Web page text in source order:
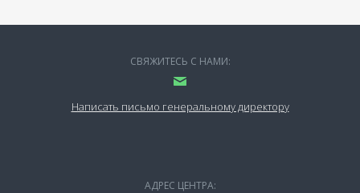
СВЯЖИТЕСЬ С НАМИ:
Написать письмо генеральному директору
АДРЕС ЦЕНТРА: